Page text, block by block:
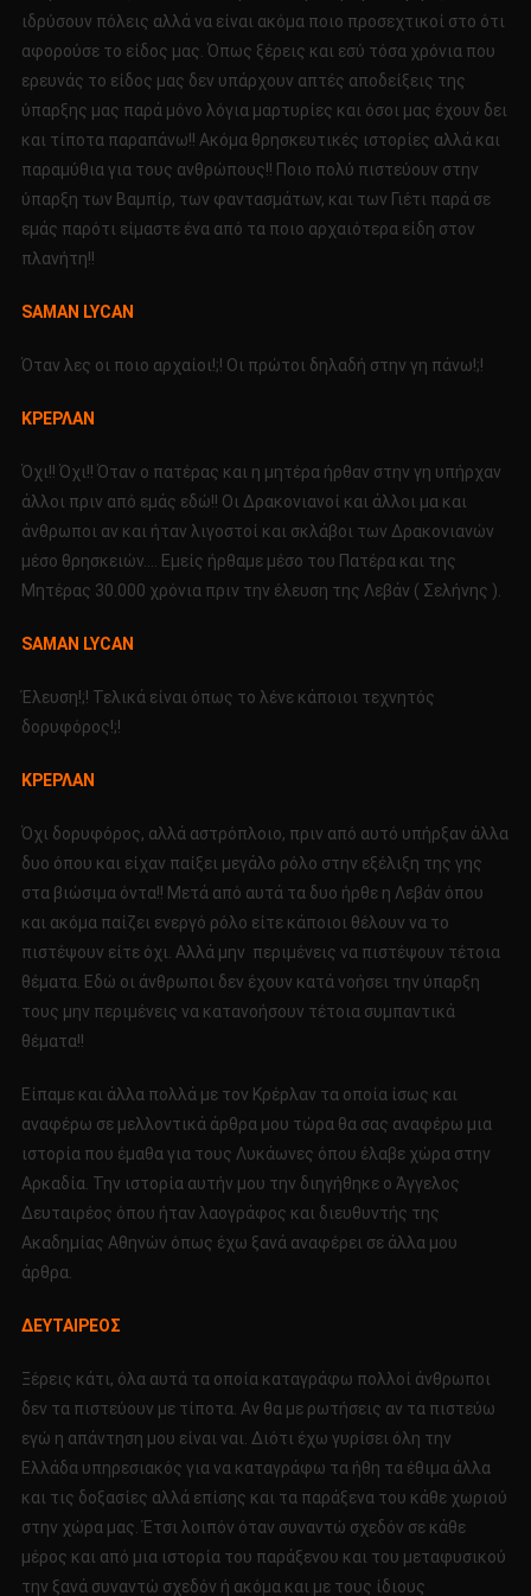
ιδρύσουν πόλεις αλλά να είναι ακόμα ποιο προσεχτικοί στο ότι
αφορούσε το είδος μας. Όπως ξέρεις και εσύ τόσα χρόνια που
ερευνάς το είδος μας δεν υπάρχουν απτές αποδείξεις της
ύπαρξης μας παρά μόνο λόγια μαρτυρίες και όσοι μας έχουν δει
και τίποτα παραπάνω!! Ακόμα θρησκευτικές ιστορίες αλλά και
παραμύθια για τους ανθρώπους!! Ποιο πολύ πιστεύουν στην
ύπαρξη των Βαμπίρ, των φαντασμάτων, και των Γιέτι παρά σε
εμάς παρότι είμαστε ένα από τα ποιο αρχαιότερα είδη στον
πλανήτη!!
SAMAN LYCAN
Όταν λες οι ποιο αρχαίοι!;! Οι πρώτοι δηλαδή στην γη πάνω!;!
KΡΕΡΛΑΝ
Όχι!! Όχι!! Όταν ο πατέρας και η μητέρα ήρθαν στην γη υπήρχαν
άλλοι πριν από εμάς εδώ!! Οι Δρακονιανοί και άλλοι μα και
άνθρωποι αν και ήταν λιγοστοί και σκλάβοι των Δρακονιανών
μέσο θρησκειών…. Εμείς ήρθαμε μέσο του Πατέρα και της
Μητέρας 30.000 χρόνια πριν την έλευση της Λεβάν ( Σελήνης ).
SAMAN LYCAN
Έλευση!;! Τελικά είναι όπως το λένε κάποιοι τεχνητός
δορυφόρος!;!
ΚΡΕΡΛΑΝ
Όχι δορυφόρος, αλλά αστρόπλοιο, πριν από αυτό υπήρξαν άλλα
δυο όπου και είχαν παίξει μεγάλο ρόλο στην εξέλιξη της γης
στα βιώσιμα όντα!! Μετά από αυτά τα δυο ήρθε η Λεβάν όπου
και ακόμα παίζει ενεργό ρόλο είτε κάποιοι θέλουν να το
πιστέψουν είτε όχι. Αλλά μην περιμένεις να πιστέψουν τέτοια
θέματα. Εδώ οι άνθρωποι δεν έχουν κατά νοήσει την ύπαρξη
τους μην περιμένεις να κατανοήσουν τέτοια συμπαντικά
θέματα!!
Είπαμε και άλλα πολλά με τον Κρέρλαν τα οποία ίσως και
αναφέρω σε μελλοντικά άρθρα μου τώρα θα σας αναφέρω μια
ιστορία που έμαθα για τους Λυκάωνες όπου έλαβε χώρα στην
Αρκαδία. Την ιστορία αυτήν μου την διηγήθηκε ο Άγγελος
Δευταιρέος όπου ήταν λαογράφος και διευθυντής της
Ακαδημίας Αθηνών όπως έχω ξανά αναφέρει σε άλλα μου
άρθρα.
ΔΕΥΤΑΙΡΕΟΣ
Ξέρεις κάτι, όλα αυτά τα οποία καταγράφω πολλοί άνθρωποι
δεν τα πιστεύουν με τίποτα. Αν θα με ρωτήσεις αν τα πιστεύω
εγώ η απάντηση μου είναι ναι. Διότι έχω γυρίσει όλη την
Ελλάδα υπηρεσιακός για να καταγράφω τα ήθη τα έθιμα άλλα
και τις δοξασίες αλλά επίσης και τα παράξενα του κάθε χωριού
στην χώρα μας. Έτσι λοιπόν όταν συναντώ σχεδόν σε κάθε
μέρος και από μια ιστορία του παράξενου και του μεταφυσικού
την ξανά συναντώ σχεδόν ή ακόμα και με τους ίδιους